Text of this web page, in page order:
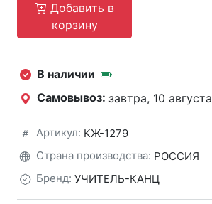
Добавить в
корзину
В наличии
Самовывоз: завтра, 10 августа
Артикул: КЖ-1279
Страна производства: РОССИЯ
Бренд: УЧИТЕЛЬ-КАНЦ